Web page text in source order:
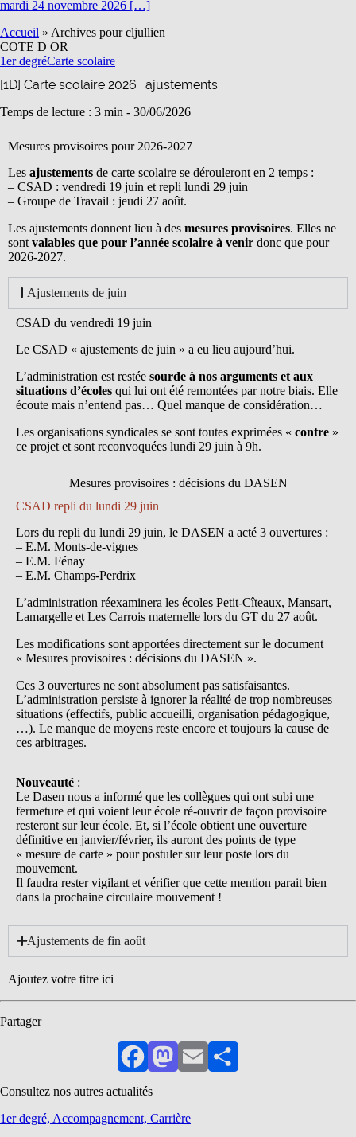
mardi 24 novembre 2026 […]
Accueil » Archives pour cljullien
COTE D OR
1er degréCarte scolaire
[1D] Carte scolaire 2026 : ajustements
Temps de lecture : 3 min - 30/06/2026
Mesures provisoires pour 2026-2027
Les ajustements de carte scolaire se dérouleront en 2 temps :
– CSAD : vendredi 19 juin et repli lundi 29 juin
– Groupe de Travail : jeudi 27 août.
Les ajustements donnent lieu à des mesures provisoires. Elles ne
sont valables que pour l’année scolaire à venir donc que pour
2026-2027.
Ajustements de juin
CSAD du vendredi 19 juin
Le CSAD « ajustements de juin » a eu lieu aujourd’hui.
L’administration est restée sourde à nos arguments et aux
situations d’écoles qui lui ont été remontées par notre biais. Elle
écoute mais n’entend pas… Quel manque de considération…
Les organisations syndicales se sont toutes exprimées « contre »
ce projet et sont reconvoquées lundi 29 juin à 9h.
Mesures provisoires : décisions du DASEN
CSAD repli du lundi 29 juin
Lors du repli du lundi 29 juin, le DASEN a acté 3 ouvertures :
– E.M. Monts-de-vignes
– E.M. Fénay
– E.M. Champs-Perdrix
L’administration réexaminera les écoles Petit-Cîteaux, Mansart,
Lamargelle et Les Carrois maternelle lors du GT du 27 août.
Les modifications sont apportées directement sur le document
« Mesures provisoires : décisions du DASEN ».
Ces 3 ouvertures ne sont absolument pas satisfaisantes.
L’administration persiste à ignorer la réalité de trop nombreuses
situations (effectifs, public accueilli, organisation pédagogique,
…). Le manque de moyens reste encore et toujours la cause de
ces arbitrages.
Nouveauté :
Le Dasen nous a informé que les collègues qui ont subi une
fermeture et qui voient leur école ré-ouvrir de façon provisoire
resteront sur leur école. Et, si l’école obtient une ouverture
définitive en janvier/février, ils auront des points de type
« mesure de carte » pour postuler sur leur poste lors du
mouvement.
Il faudra rester vigilant et vérifier que cette mention parait bien
dans la prochaine circulaire mouvement !
Ajustements de fin août
Ajoutez votre titre ici
Partager
FacebookMastodon
EmailPartager
Consultez nos autres actualités
1er degré, Accompagnement, Carrière